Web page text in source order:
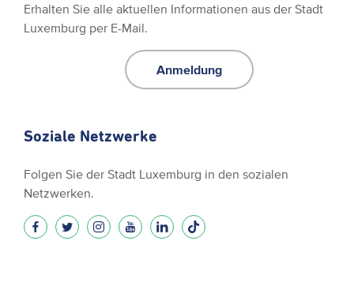
Erhalten Sie alle aktuellen Informationen aus der Stadt
Luxemburg per E-Mail.
Anmeldung
Soziale Netzwerke
Folgen Sie der Stadt Luxemburg in den sozialen
Netzwerken.